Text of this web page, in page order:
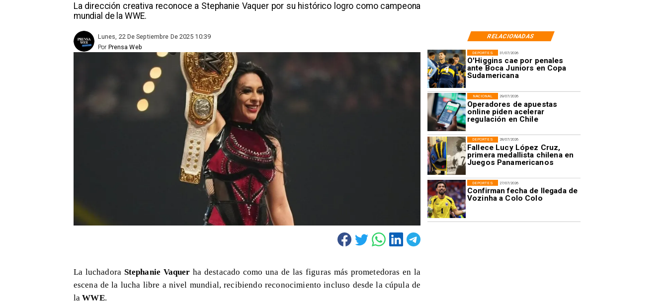
La dirección creativa reconoce a Stephanie Vaquer por su histórico logro como campeona
mundial de la WWE.
RELACIONADAS
Lunes, 22 De Septiembre De 2025 10:39
Prensa Web
Por
31/07/2026
O'Higgins cae por penales
ante Boca Juniors en Copa
Sudamericana
DEPORTES
29/07/2026
Operadores de apuestas
online piden acelerar
regulación en Chile
NACIONAL
28/07/2026
Fallece Lucy López Cruz,
primera medallista chilena en
Juegos Panamericanos
DEPORTES
27/07/2026
Confirman fecha de llegada de
Vozinha a Colo Colo
DEPORTES
La luchadora Stephanie Vaquer ha destacado como una de las figuras más prometedoras en la
escena de la lucha libre a nivel mundial, recibiendo reconocimiento incluso desde la cúpula de
laWWE.